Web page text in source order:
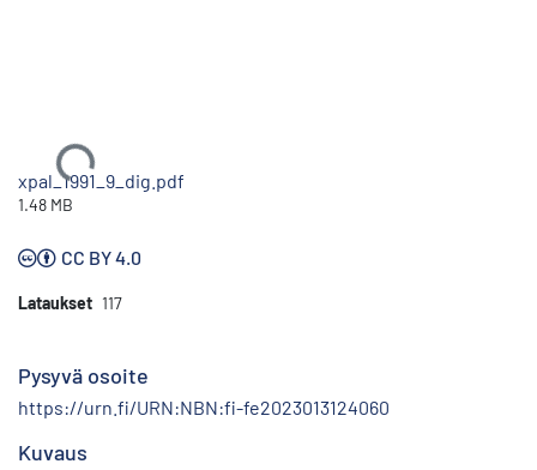
Ladataan...
xpal_1991_9_dig.pdf
1.48 MB
CC BY 4.0
Lataukset 117
Pysyvä osoite
https://urn.fi/URN:NBN:fi-fe2023013124060
Kuvaus